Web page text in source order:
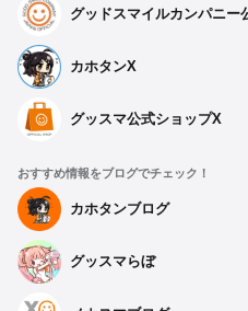
グッドスマイルカンパニー
カホタンX
グッスマ公式ショップX
おすすめ情報をブログでチェック！
カホタンブログ
グッスマらぼ